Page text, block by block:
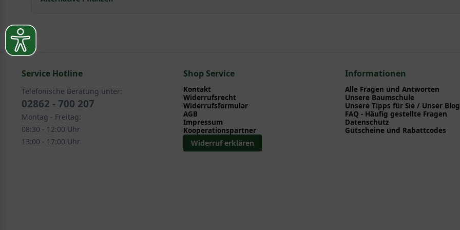
Kletterpflanzen > Waldrebe - Clematis > weitere Clematis
Service Hotline
Telefonische Beratung unter:
02862 - 700 207
Montag - Freitag:
08:30 - 12:00 Uhr
13:00 - 17:00 Uhr
Shop Service
Kontakt
Widerrufsrecht
Widerrufsformular
AGB
Impressum
Kooperationspartner
Widerruf erklären
Informationen
Alle Fragen und Antworten
Unsere Baumschule
Unsere Tipps für Sie / Unser Blog
FAQ - Häufig gestellte Fragen
Datenschutz
Gutscheine und Rabattcodes